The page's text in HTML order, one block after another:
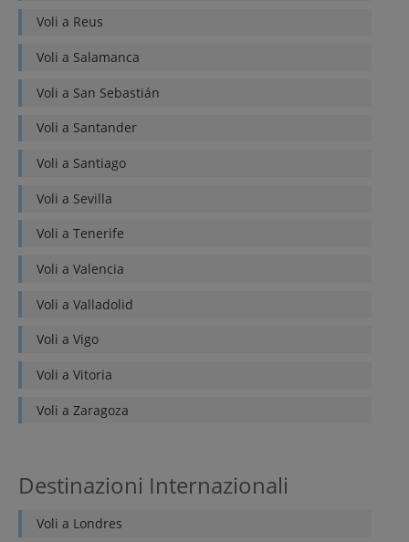
Voli a Reus
Voli a Salamanca
Voli a San Sebastián
Voli a Santander
Voli a Santiago
Voli a Sevilla
Voli a Tenerife
Voli a Valencia
Voli a Valladolid
Voli a Vigo
Voli a Vitoria
Voli a Zaragoza
Destinazioni Internazionali
Voli a Londres